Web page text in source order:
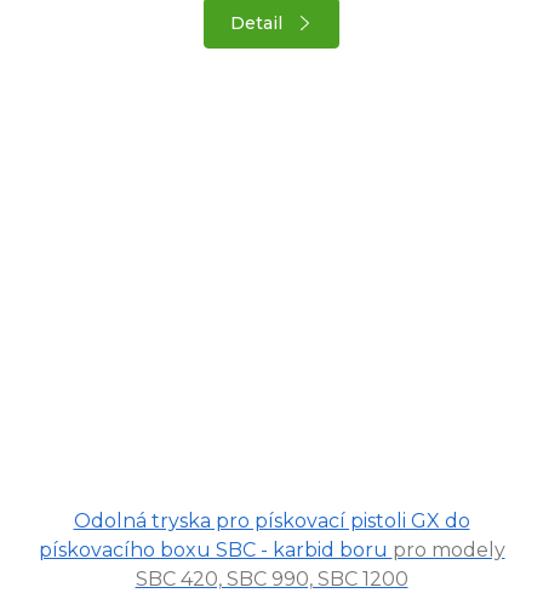
Detail
Odolná tryska pro pískovací pistoli GX do
pískovacího boxu SBC - karbid boru pro modely
SBC 420, SBC 990, SBC 1200
hodnocení
produktu
je